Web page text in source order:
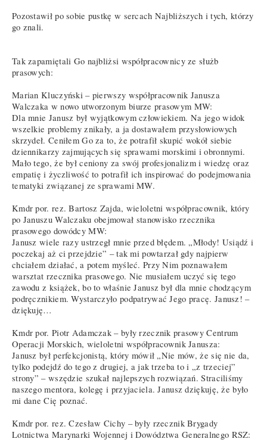
Pozostawił po sobie pustkę w sercach Najbliższych i tych, którzy
go znali.
Tak zapamiętali Go najbliżsi współpracownicy ze służb
prasowych:
Marian Kluczyński – pierwszy współpracownik Janusza
Walczaka w nowo utworzonym biurze prasowym MW:
Dla mnie Janusz był wyjątkowym człowiekiem. Na jego widok
wszelkie problemy znikały, a ja dostawałem przysłowiowych
skrzydeł. Ceniłem Go za to, że potrafił skupić wokół siebie
dziennikarzy zajmujących się sprawami morskimi i obronnymi.
Mało tego, że był ceniony za swój profesjonalizm i wiedzę oraz
empatię i życzliwość to potrafił ich inspirować do podejmowania
tematyki związanej ze sprawami MW.
Kmdr por. rez. Bartosz Zajda, wieloletni współpracownik, który
po Januszu Walczaku obejmował stanowisko rzecznika
prasowego dowódcy MW:
Janusz wiele razy ustrzegł mnie przed błędem. „Młody! Usiądź i
poczekaj aż ci przejdzie” – tak mi powtarzał gdy najpierw
chciałem działać, a potem myśleć. Przy Nim poznawałem
warsztat rzecznika prasowego. Nie musiałem uczyć się tego
zawodu z książek, bo to właśnie Janusz był dla mnie chodzącym
podręcznikiem. Wystarczyło podpatrywać Jego pracę. Janusz! –
dziękuję…
Kmdr por. Piotr Adamczak – były rzecznik prasowy Centrum
Operacji Morskich, wieloletni współpracownik Janusza:
Janusz był perfekcjonistą, który mówił „Nie mów, że się nie da,
tylko podejdź do tego z drugiej, a jak trzeba to i „z trzeciej”
strony” – wszędzie szukał najlepszych rozwiązań. Straciliśmy
naszego mentora, kolegę i przyjaciela. Janusz dziękuję, że było
mi dane Cię poznać.
Kmdr por. rez. Czesław Cichy – były rzecznik Brygady
Lotnictwa Marynarki Wojennej i Dowództwa Generalnego RSZ: